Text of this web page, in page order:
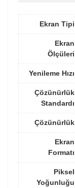
Ekran Tipi
Ekran
Ölçüleri
Yenileme Hızı
Çözünürlük
Standardı
Çözünürlük
Ekran
Formatı
Piksel
Yoğunluğu